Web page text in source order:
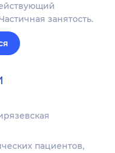
занятость.
пациентов,